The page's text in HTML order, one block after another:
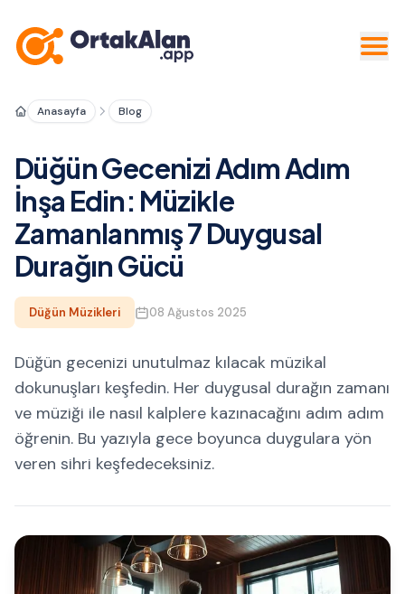
Anasayfa Blog
Düğün Gecenizi Adım Adım
İnşa Edin: Müzikle
Zamanlanmış 7 Duygusal
Durağın Gücü
Düğün Müzikleri 08 Ağustos 2025
Düğün gecenizi unutulmaz kılacak müzikal
dokunuşları keşfedin. Her duygusal durağın zamanı
ve müziği ile nasıl kalplere kazınacağını adım adım
öğrenin. Bu yazıyla gece boyunca duygulara yön
veren sihri keşfedeceksiniz.